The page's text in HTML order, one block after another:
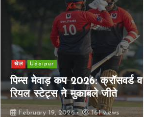
क्रॉसवर्ड व आदित्यम
मुकाबले जीते
161 views